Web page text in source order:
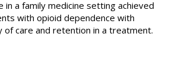
a family medicine setting achieved
with opioid dependence with
care and retention in a treatment.